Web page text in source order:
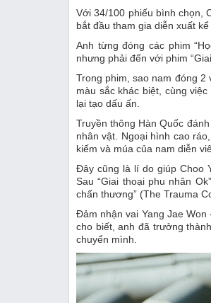
Emagazine
Với 34/100 phiếu bình chọn,
bắt đầu tham gia diễn xuất kể
Anh từng đóng các phim
nhưng phải đến với phim
Trong phim, sao nam đóng 2
màu sắc khác biệt, cùng
lại tạo dấu ấn.
Truyền thông Hàn Quốc
nhân vật. Ngoại hình cao
kiếm và múa của nam diễn
Đây cũng là lí do giúp Choo
Sau “Giai thoại phu nhân
chấn thương” (The Trauma
Đảm nhận vai Yang Jae
cho biết, anh đã trưởng
chuyển mình.